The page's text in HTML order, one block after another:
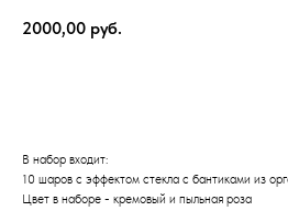
2000,00 руб.
В набор входит:
10 шаров с эффектом стекла с бантиками из
Цвет в наборе - кремовый и пыльная роза